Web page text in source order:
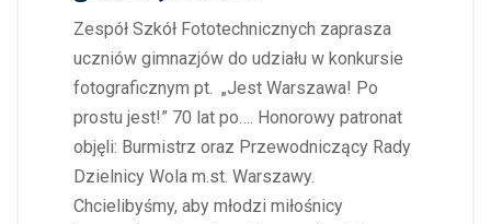
Zespół Szkół Fototechnicznych zaprasza
uczniów gimnazjów do udziału w konkursie
fotograficznym pt. „Jest Warszawa! Po
prostu jest!” 70 lat po…. Honorowy patronat
objęli: Burmistrz oraz Przewodniczący Rady
Dzielnicy Wola m.st. Warszawy.
Chcielibyśmy, aby młodzi miłośnicy